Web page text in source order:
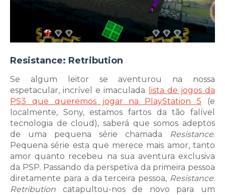
Resistance: Retribution
Se algum leitor se aventurou na nossa
espetacular, incrível e imaculada
lista de jogos da
PS3 que queremos jogar na PlayStation 5 (e
localmente, Sony, estamos fartos da tão falível
tecnologia de cloud), saberá que somos adeptos
de uma pequena série chamada
Resistance.
Pequena série esta que merece mais amor, tanto
amor quanto recebeu na sua aventura exclusiva
da PSP. Passando da perspetiva da primeira pessoa
diretamente para a da terceira pessoa, Resistance:
Retribution catapultou-nos de novo para um